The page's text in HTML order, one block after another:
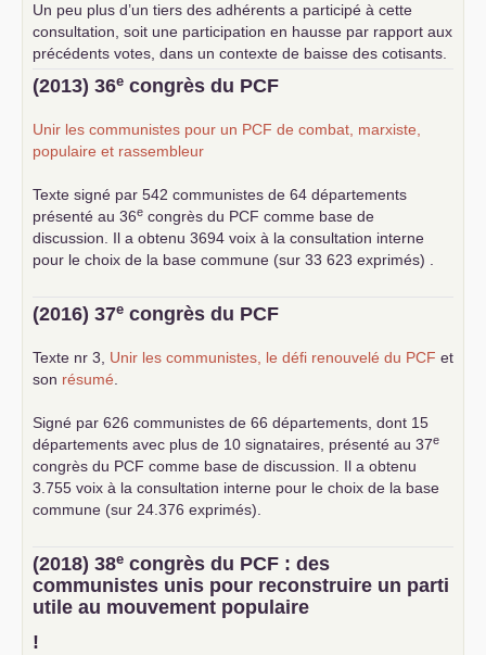
Un peu plus d’un tiers des adhérents a participé à cette
consultation, soit une participation en hausse par rapport aux
précédents votes, dans un contexte de baisse des cotisants.
... lire la suite
(2013) 36e congrès du PCF
Unir les communistes pour un PCF de combat, marxiste,
populaire et rassembleur
Texte signé par 542 communistes de 64 départements
présenté au 36e congrès du PCF comme base de
discussion. Il a obtenu 3694 voix à la consultation interne
pour le choix de la base commune (sur 33 623 exprimés) .
(2016) 37e congrès du PCF
Texte nr 3, Unir les communistes, le défi renouvelé du PCF et
son résumé.
Signé par 626 communistes de 66 départements, dont 15
départements avec plus de 10 signataires, présenté au 37e
congrès du PCF comme base de discussion. Il a obtenu
3.755 voix à la consultation interne pour le choix de la base
commune (sur 24.376 exprimés).
(2018) 38e congrès du PCF : des
communistes unis pour reconstruire un parti
utile au mouvement populaire
!